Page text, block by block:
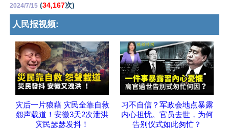
2024/7/15 (34,167次)
人民报视频:
灾后一片狼藉 灾民全靠自救
怨声载道！安徽3天2次泄洪
灾民瑟瑟发抖！
习不自信？军政会地点暴露
内心担忧。官员去世，为何
告别仪式如此匆忙？